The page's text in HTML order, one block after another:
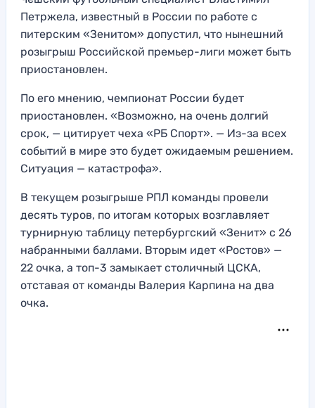
Петржела, известный в России по работе с
питерским «Зенитом» допустил, что нынешний
розыгрыш Российской премьер-лиги может быть
приостановлен.
По его мнению, чемпионат России будет
приостановлен. «Возможно, на очень долгий
срок, — цитирует чеха «РБ Спорт». — Из-за всех
событий в мире это будет ожидаемым решением.
Ситуация — катастрофа».
В текущем розыгрыше РПЛ команды провели
десять туров, по итогам которых возглавляет
турнирную таблицу петербургский «Зенит» с 26
набранными баллами. Вторым идет «Ростов» —
22 очка, а топ-3 замыкает столичный ЦСКА,
отставая от команды Валерия Карпина на два
очка.